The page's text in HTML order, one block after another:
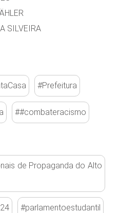
SILVEIRA
#Prefeitura
##combateracismo
de Propaganda do Alto
#parlamentoestudantil